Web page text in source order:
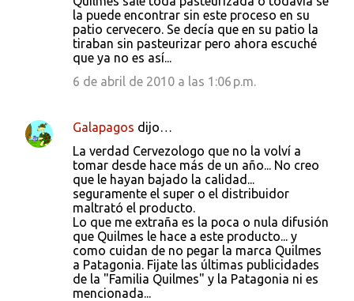
la puede encontrar sin este proceso en su
patio cervecero. Se decía que en su patio la
tiraban sin pasteurizar pero ahora escuché
que ya no es así...
6 de abril de 2010 a las 1:06 p.m.
Galapagos dijo…
La verdad Cervezologo que no la volví a
tomar desde hace más de un año... No creo
que le hayan bajado la calidad...
seguramente el super o el distribuidor
maltrató el producto.
Lo que me extraña es la poca o nula difusión
que Quilmes le hace a este producto... y
como cuidan de no pegar la marca Quilmes
a Patagonia. Fijate las últimas publicidades
de la "Familia Quilmes" y la Patagonia ni es
mencionada...